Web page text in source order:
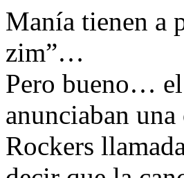
Manía tienen a
zim”…
Pero bueno… el
anunciaban
Rockers